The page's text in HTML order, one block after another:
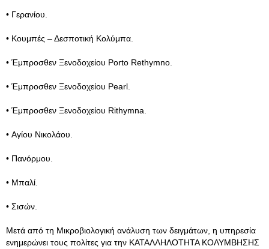
• Γερανίου.
• Κουμπές – Δεσποτική Κολύμπα.
• Έμπροσθεν Ξενοδοχείου Porto Rethymno.
• Έμπροσθεν Ξενοδοχείου Pearl.
• Έμπροσθεν Ξενοδοχείου Rithymna.
• Αγίου Νικολάου.
• Πανόρμου.
• Μπαλί.
• Σισών.
Μετά από τη Μικροβιολογική ανάλυση των δειγμάτων, η υπηρεσία
ενημερώνει τους πολίτες για την ΚΑΤΑΛΛΗΛΟΤΗΤΑ ΚΟΛΥΜΒΗΣΗΣ